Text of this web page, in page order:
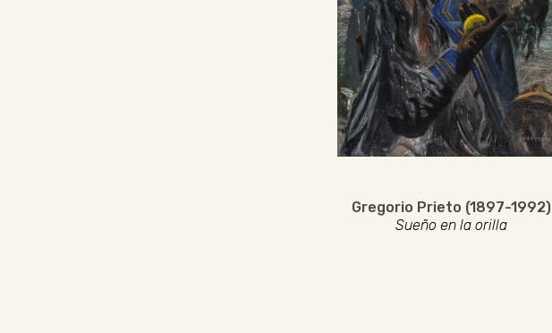
Gregorio Prieto (1897-1992)
Sueño en la orilla